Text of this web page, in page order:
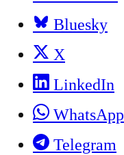
Bluesky
X
LinkedIn
WhatsApp
Telegram